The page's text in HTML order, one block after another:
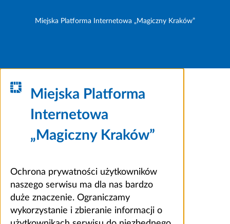
Miejska Platforma Internetowa „Magiczny Kraków”
Miejska Platforma
Internetowa
„Magiczny Kraków”
Ochrona prywatności użytkowników
naszego serwisu ma dla nas bardzo
duże znaczenie. Ograniczamy
wykorzystanie i zbieranie informacji o